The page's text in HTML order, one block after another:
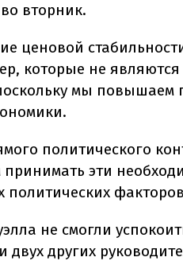
вторник.
ценовой
которые не
мы повышаем
политического
принимать эти
политических
не смогли
двух других